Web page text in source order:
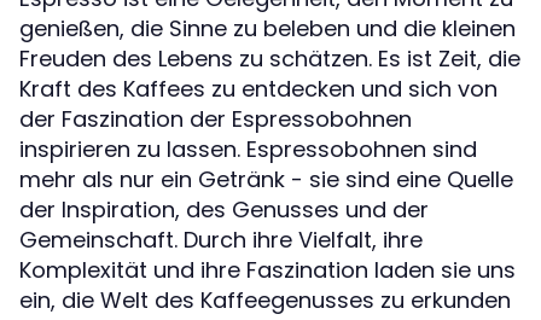
genießen, die Sinne zu beleben und die kleinen
Freuden des Lebens zu schätzen. Es ist Zeit, die
Kraft des Kaffees zu entdecken und sich von
der Faszination der Espressobohnen
inspirieren zu lassen. Espressobohnen sind
mehr als nur ein Getränk - sie sind eine Quelle
der Inspiration, des Genusses und der
Gemeinschaft. Durch ihre Vielfalt, ihre
Komplexität und ihre Faszination laden sie uns
ein, die Welt des Kaffeegenusses zu erkunden